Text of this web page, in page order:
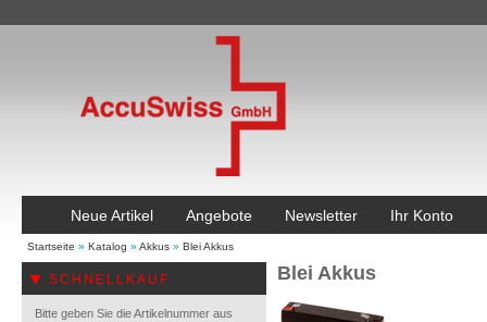
Neue Artikel Angebote Newsletter Ihr Konto
Startseite » Katalog » Akkus » Blei Akkus
SCHNELLKAUF
Bitte geben Sie die Artikelnummer aus
Blei Akkus